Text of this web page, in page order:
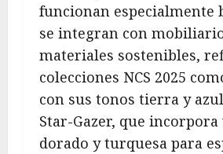
funcionan especialmente
se integran con
materiales sostenibles,
colecciones NCS 2025
con sus tonos tierra y
Star-Gazer, que
dorado y turquesa para